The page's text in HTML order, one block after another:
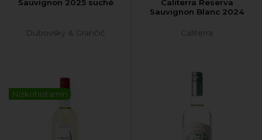
Sauvignon 2025 suché
Dubovský & Grančič
Nízkohistamín
Caliterra Reserva
Sauvignon Blanc 2024
Caliterra